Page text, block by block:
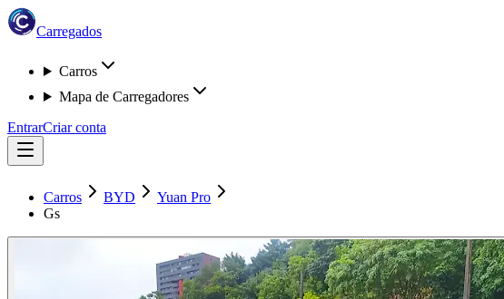
Carregados
Carros
Mapa de Carregadores
EntrarCriar conta
Carros BYD
Yuan Pro
Gs